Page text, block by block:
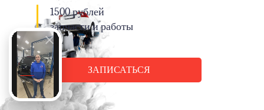
1500 рублей
запчасти и работы
ЗАПИСАТЬСЯ